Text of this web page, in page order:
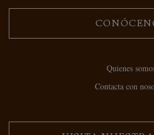
Quienes
Contacta con